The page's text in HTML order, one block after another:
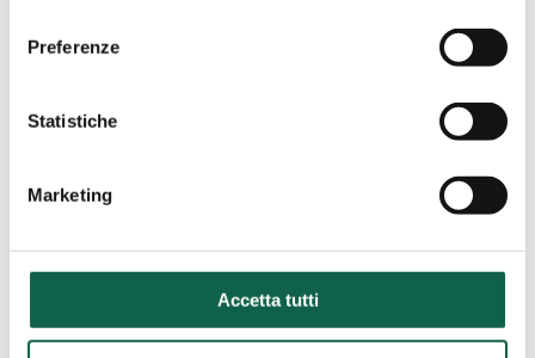
Preferenze
Statistiche
Marketing
Accetta tutti
Alliance Farmacia Comunale
Via per Camaiore, 1162-1168 55100, Monte S.
0583/341567
Monte
Alliance